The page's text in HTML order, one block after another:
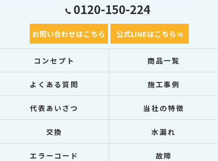
0120-150-224
お問い合わせはこちら 公式LINEはこちら
コンセプト 商品一覧
よくある質問 施工事例
代表あいさつ 当社の特徴
交換 水漏れ
エラーコード 故障